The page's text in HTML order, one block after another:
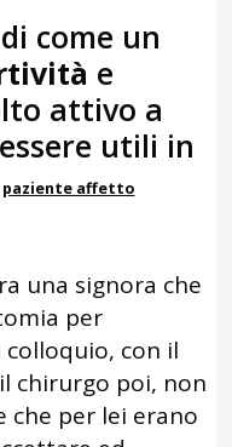
come un
e
attivo a
utili in
paziente affetto
una signora che
per
colloquio, con il
chirurgo poi, non
che per lei erano